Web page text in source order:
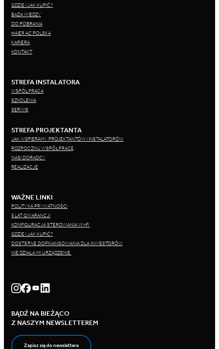
GDZIE I JAK KUPIĆ?
BAZA WIEDZY
DO POBRANIA
HAIER AC POLSKA
KARIERA
KONTAKT
STREFA INSTALATORA
WSPÓŁPRACA
SZKOLENIA
SERWIS
STREFA PROJEKTANTA
JAK WSPIERAMY PROJEKTANTÓW I INSTALATORÓW
ROZPOCZNIJ WSPÓŁPRACĘ
NASI DORADCY
REALIZACJE
WAŻNE LINKI
POLITYKA PRYWATNOŚCI
5 LAT GWARANCJI
KONFIGURACJA STEROWANIA WI-FI
GDZIE I JAK KUPIĆ?
DOSTĘPNE DOFINANSOWANIA DLA INWESTORÓW
NIE DZIAŁA MI URZĄDZENIE
BĄDŹ NA BIEŻĄCO
Z NASZYM NEWSLETTEREM
Zapisz się do newslettera